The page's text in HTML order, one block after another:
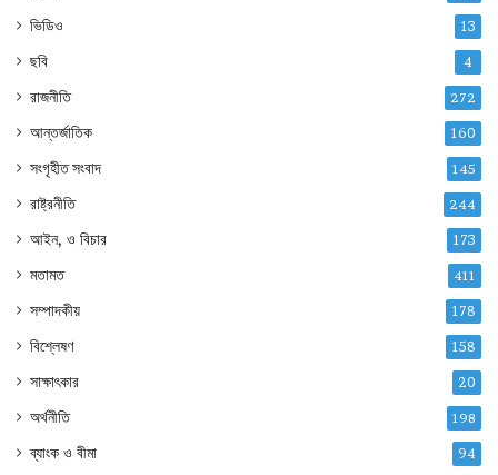
ভিডিও 13
ছবি 4
রাজনীতি 272
আন্তর্জাতিক 160
সংগৃহীত সংবাদ 145
রাষ্ট্রনীতি 244
আইন, ও বিচার 173
মতামত 411
সম্পাদকীয় 178
বিশ্লেষণ 158
সাক্ষাৎকার 20
অর্থনীতি 198
ব্যাংক ও বীমা 94